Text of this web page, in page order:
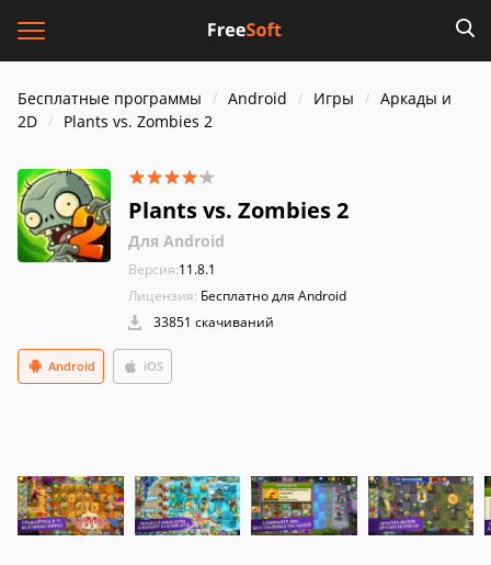
Бесплатные программы Android Игры
Аркады и
2D
Plants vs. Zombies 2
Plants vs. Zombies 2
Для Android
Версия:11.8.1
Лицензия: Бесплатно для Android
33851 скачиваний
Android iOS